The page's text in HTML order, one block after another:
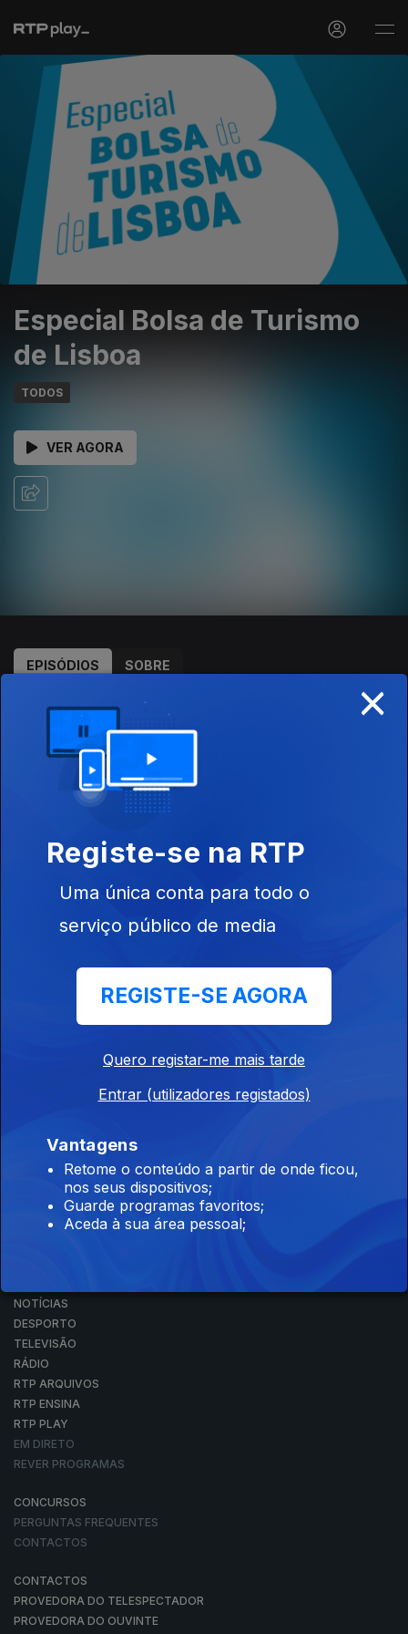
Especial Bolsa de Turismo
de Lisboa
TODOS
VER AGORA
EPISÓDIOS SOBRE
922219
Instale a aplicação RTP Play
Disponível para iOS, Android, Apple TV, Android TV e
CarPlay
NOTÍCIAS
DESPORTO
TELEVISÃO
RÁDIO
RTP ARQUIVOS
RTP ENSINA
RTP PLAY
EM DIRETO
REVER PROGRAMAS
CONCURSOS
PERGUNTAS FREQUENTES
CONTACTOS
CONTACTOS
PROVEDORA DO TELESPECTADOR
PROVEDORA DO OUVINTE
×
Registe-se na RTP
Uma única conta para todo o
serviço público de media
REGISTE-SE AGORA
Quero registar-me mais tarde
Entrar (utilizadores registados)
Vantagens
Retome o conteúdo a partir de onde ficou,
nos seus dispositivos;
Guarde programas favoritos;
Aceda à sua área pessoal;